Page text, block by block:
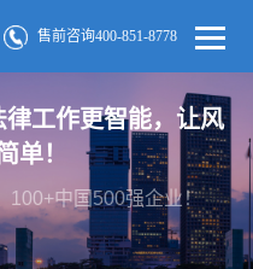
售前咨询400-851-8778
工作更智能，让风
单！
100+中国500强企业！